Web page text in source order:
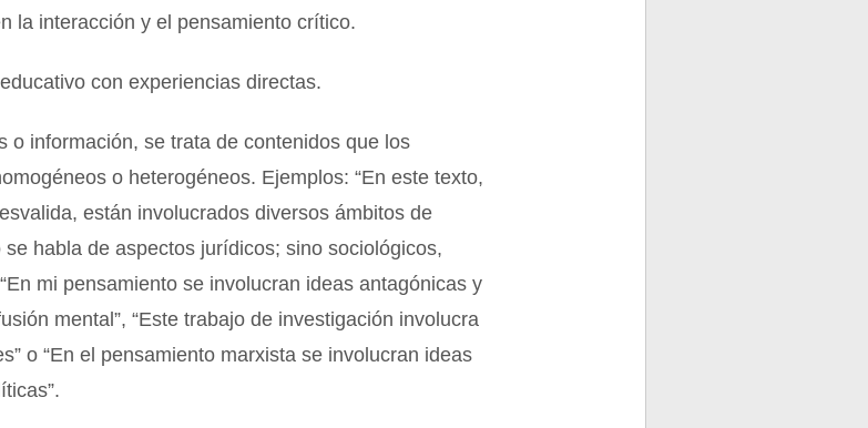
la interacción y el pensamiento crítico.
con experiencias directas.
o información, se trata de contenidos que los
o heterogéneos. Ejemplos: “En este texto,
están involucrados diversos ámbitos de
habla de aspectos jurídicos; sino sociológicos,
mi pensamiento se involucran ideas antagónicas y
mental”, “Este trabajo de investigación involucra
o “En el pensamiento marxista se involucran ideas